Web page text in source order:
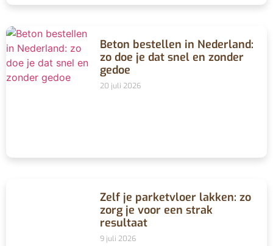
Beton bestellen in Nederland:
zo doe je dat snel en zonder
gedoe
20 juli 2026
Zelf je parketvloer lakken: zo
zorg je voor een strak
resultaat
9 juli 2026